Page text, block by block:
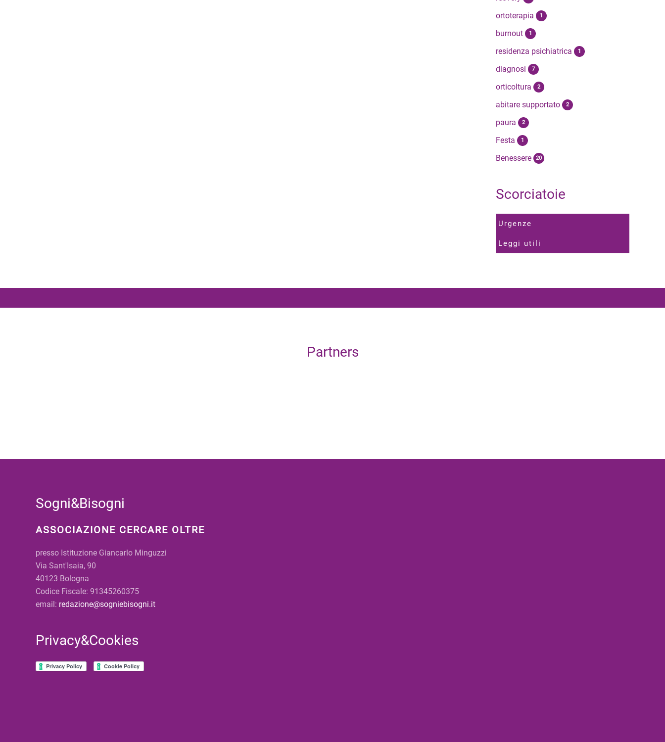
ortoterapia 1
burnout 1
residenza psichiatrica 1
diagnosi 7
orticoltura 2
abitare supportato 2
paura 2
Festa 1
Benessere 20
Scorciatoie
Urgenze
Leggi utili
Partners
Sogni&Bisogni
ASSOCIAZIONE CERCARE OLTRE
presso Istituzione Giancarlo Minguzzi
Via Sant'Isaia, 90
40123 Bologna
Codice Fiscale: 91345260375
email: redazione@sogniebisogni.it
Privacy&Cookies